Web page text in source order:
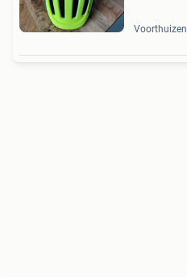
Voorthuizen